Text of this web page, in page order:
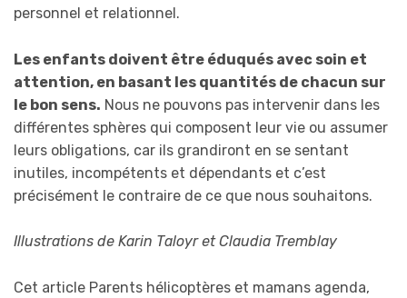
personnel et relationnel.
Les enfants doivent être éduqués avec soin et
attention, en basant les quantités de chacun sur
le bon sens. Nous ne pouvons pas intervenir dans les
différentes sphères qui composent leur vie ou assumer
leurs obligations, car ils grandiront en se sentant
inutiles, incompétents et dépendants et c’est
précisément le contraire de ce que nous souhaitons.
Illustrations de Karin Taloyr et Claudia Tremblay
Cet article Parents hélicoptères et mamans agenda,